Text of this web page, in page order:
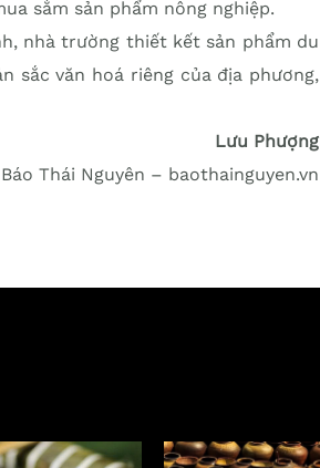
sắm sản phẩm nông nghiệp.
nhà trường thiết kết sản phẩm du
sắc văn hoá riêng của địa phương,
Lưu Phượng
Báo Thái Nguyên – baothainguyen.vn